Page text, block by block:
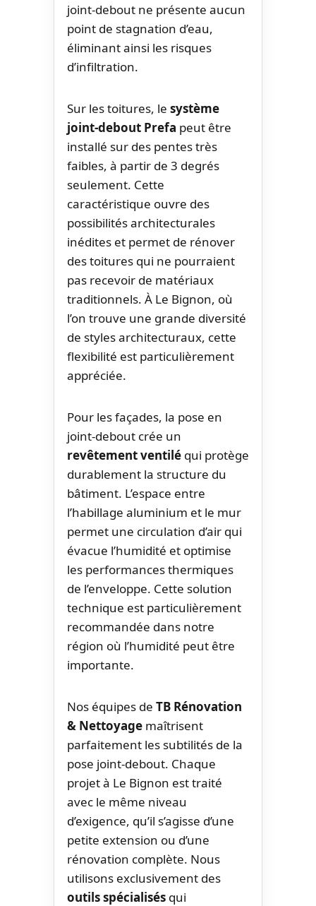
joint-debout ne présente aucun
point de stagnation d’eau,
éliminant ainsi les risques
d’infiltration.
Sur les toitures, le système
joint-debout Prefa peut être
installé sur des pentes très
faibles, à partir de 3 degrés
seulement. Cette
caractéristique ouvre des
possibilités architecturales
inédites et permet de rénover
des toitures qui ne pourraient
pas recevoir de matériaux
traditionnels. À Le Bignon, où
l’on trouve une grande diversité
de styles architecturaux, cette
flexibilité est particulièrement
appréciée.
Pour les façades, la pose en
joint-debout crée un
revêtement ventilé qui protège
durablement la structure du
bâtiment. L’espace entre
l’habillage aluminium et le mur
permet une circulation d’air qui
évacue l’humidité et optimise
les performances thermiques
de l’enveloppe. Cette solution
technique est particulièrement
recommandée dans notre
région où l’humidité peut être
importante.
Nos équipes de TB Rénovation
& Nettoyage maîtrisent
parfaitement les subtilités de la
pose joint-debout. Chaque
projet à Le Bignon est traité
avec le même niveau
d’exigence, qu’il s’agisse d’une
petite extension ou d’une
rénovation complète. Nous
utilisons exclusivement des
outils spécialisés qui